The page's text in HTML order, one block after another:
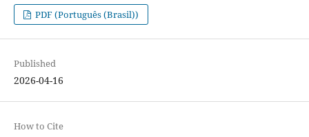
PDF (Português (Brasil))
Published
2026-04-16
How to Cite